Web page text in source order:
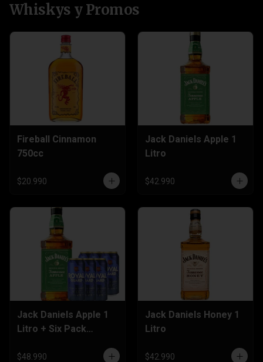
Whiskys y Promos
Fireball Cinnamon
750cc
$20.990
Jack Daniels Apple 1
Litro
$42.990
Jack Daniels Apple 1
Litro + Six Pack
$48.990
Jack Daniels Honey 1
Litro
$42.990